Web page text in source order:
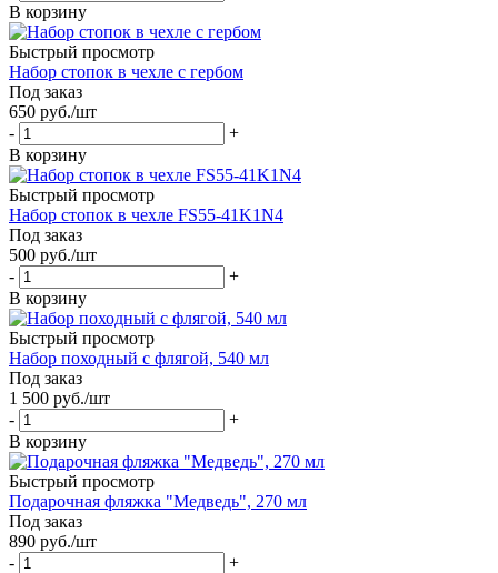
В корзину
Быстрый просмотр
Набор стопок в чехле с гербом
Под заказ
650 руб./шт
-
+
В корзину
Быстрый просмотр
Набор стопок в чехле FS55-41K1N4
Под заказ
500 руб./шт
-
+
В корзину
Быстрый просмотр
Набор походный с флягой, 540 мл
Под заказ
1 500 руб./шт
-
+
В корзину
Быстрый просмотр
Подарочная фляжка "Медведь", 270 мл
Под заказ
890 руб./шт
-
+